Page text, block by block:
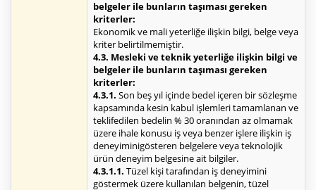
belgeler ile bunların taşıması gereken
kriterler:
Ekonomik ve mali yeterliğe ilişkin bilgi, belge veya
kriter belirtilmemiştir.
4.3. Mesleki ve teknik yeterliğe ilişkin bilgi ve
belgeler ile bunların taşıması gereken
kriterler:
4.3.1. Son beş yıl içinde bedel içeren bir sözleşme
kapsamında kesin kabul işlemleri tamamlanan ve
teklifedilen bedelin % 30 oranından az olmamak
üzere ihale konusu iş veya benzer işlere ilişkin iş
deneyiminigösteren belgelere veya teknolojik
ürün deneyim belgesine ait bilgiler.
4.3.1.1. Tüzel kişi tarafından iş deneyimini
göstermek üzere kullanılan belgenin, tüzel